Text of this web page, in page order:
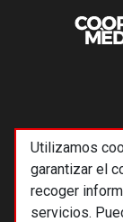
Utilizamos
garantizar el
recoger
servicios.